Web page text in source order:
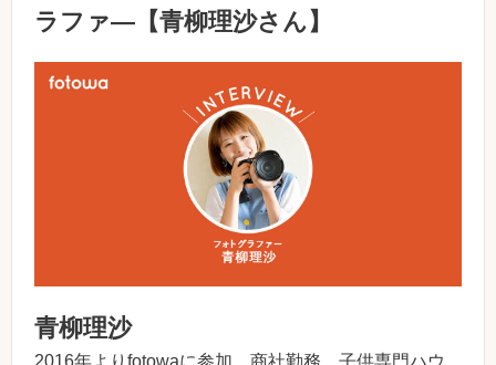
ラファ―【青柳理沙さん】
青柳理沙
2016年よりfotowaに参加。商社勤務、子供専門ハウ